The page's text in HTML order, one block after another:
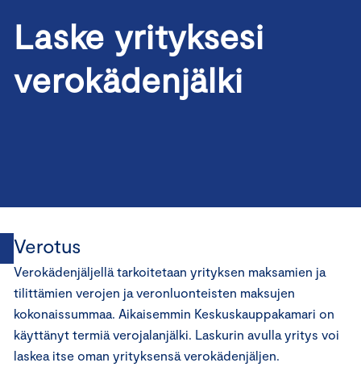
Laske yrityksesi
verokädenjälki
Verotus
Verokädenjäljellä tarkoitetaan yrityksen maksamien ja
tilittämien verojen ja veronluonteisten maksujen
kokonaissummaa. Aikaisemmin Keskuskauppakamari on
käyttänyt termiä verojalanjälki. Laskurin avulla yritys voi
laskea itse oman yrityksensä verokädenjäljen.